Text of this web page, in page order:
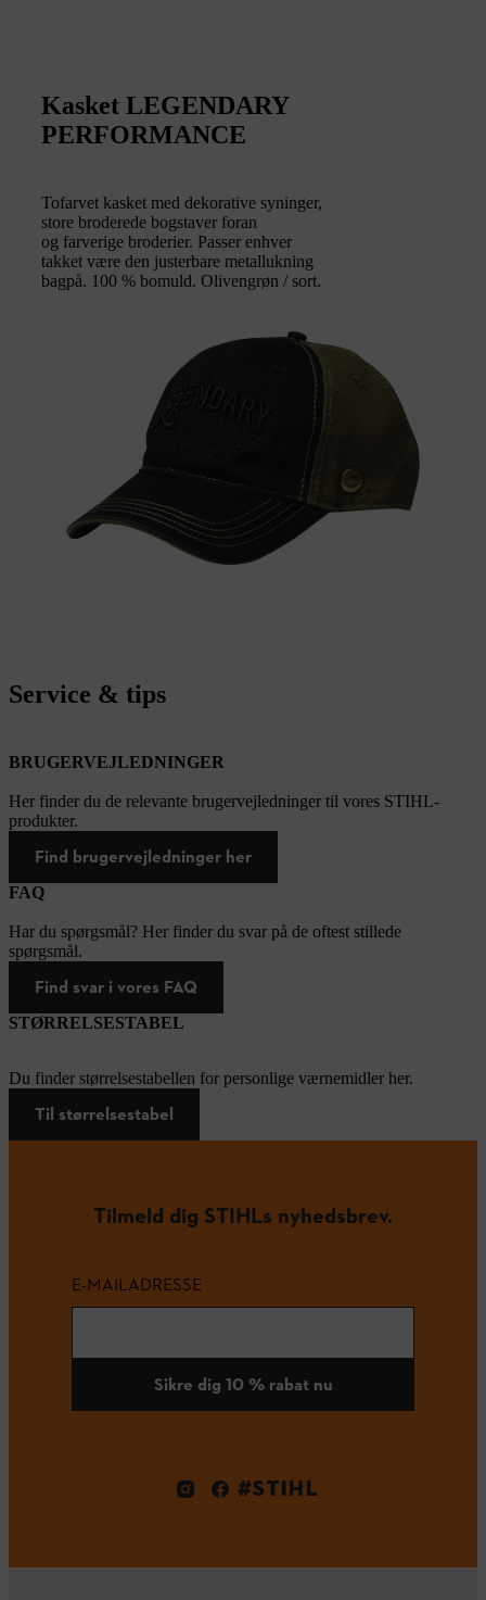
Kasket LEGENDARY
PERFORMANCE
Tofarvet kasket med dekorative syninger,
store broderede bogstaver foran
og farverige broderier. Passer enhver
takket være den justerbare metallukning
bagpå. 100 % bomuld. Olivengrøn / sort.
Service & tips
BRUGERVEJLEDNINGER
Her finder du de relevante brugervejledninger til vores STIHL-
produkter.
Find brugervejledninger her
FAQ
Har du spørgsmål? Her finder du svar på de oftest stillede
spørgsmål.
Find svar i vores FAQ
STØRRELSESTABEL
Du finder størrelsestabellen for personlige værnemidler her.
Til størrelsestabel
Tilmeld dig STIHLs nyhedsbrev.
E-MAILADRESSE
Sikre dig 10 % rabat nu
#STIHL